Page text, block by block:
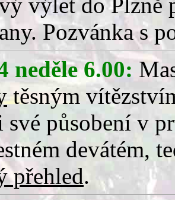
Pozvánka s
neděle 6.00:
těsným
působení v
devátém,
přehled.